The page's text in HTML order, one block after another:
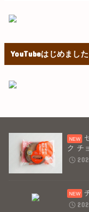
YouTubeはじめました
ク チ